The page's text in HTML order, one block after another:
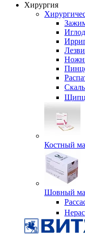
Хирургия
Костный
Шовный